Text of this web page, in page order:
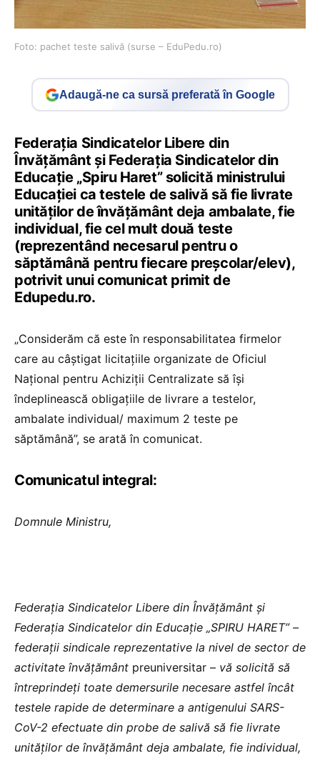
Foto: pachet teste salivă (surse – EduPedu.ro)
Adaugă-ne ca sursă preferată în Google
Federația Sindicatelor Libere din
Învățământ și Federația Sindicatelor din
Educație „Spiru Haret” solicită ministrului
Educației ca testele de salivă să fie livrate
unităților de învățământ deja ambalate, fie
individual, fie cel mult două teste
(reprezentând necesarul pentru o
săptămână pentru fiecare preșcolar/elev),
potrivit unui comunicat primit de
Edupedu.ro.
„Considerăm că este în responsabilitatea firmelor
care au câștigat licitațiile organizate de Oficiul
Național pentru Achiziții Centralizate să își
îndeplinească obligațiile de livrare a testelor,
ambalate individual/ maximum 2 teste pe
săptămână”, se arată în comunicat.
Comunicatul integral:
Domnule Ministru,
Federația Sindicatelor Libere din Învățământ și
Federația Sindicatelor din Educație „SPIRU HARET” –
federații sindicale reprezentative la nivel de sector de
activitate învățământ preuniversitar – vă solicită să
întreprindeți toate demersurile necesare astfel încât
testele rapide de determinare a antigenului SARS-
CoV-2 efectuate din probe de salivă să fie livrate
unităților de învățământ deja ambalate, fie individual,